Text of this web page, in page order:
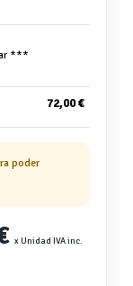
***
72,00 €
poder
x Unidad IVA inc.